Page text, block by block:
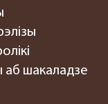
аб шакаладзе